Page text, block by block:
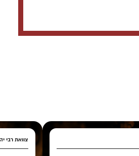
צוואת רבי